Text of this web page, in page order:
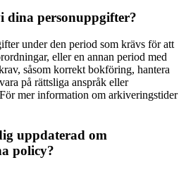
dina personuppgifter?
under den period som krävs för att
eller en annan period med
såsom korrekt bokföring, hantera
på rättsliga anspråk eller
mer information om arkiveringstider
uppdaterad om
policy?